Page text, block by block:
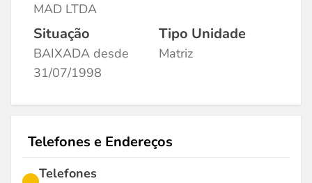
MAD LTDA
Situação
BAIXADA desde
31/07/1998
Tipo Unidade
Matriz
Telefones e Endereços
Telefones